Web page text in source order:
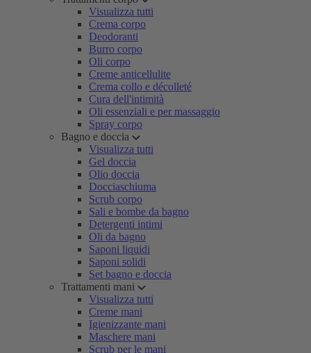
Visualizza tutti
Crema corpo
Deodoranti
Burro corpo
Oli corpo
Creme anticellulite
Crema collo e décolleté
Cura dell'intimità
Oli essenziali e per massaggio
Spray corpo
Bagno e doccia
Visualizza tutti
Gel doccia
Olio doccia
Docciaschiuma
Scrub corpo
Sali e bombe da bagno
Detergenti intimi
Oli da bagno
Saponi liquidi
Saponi solidi
Set bagno e doccia
Trattamenti mani
Visualizza tutti
Creme mani
Igienizzante mani
Maschere mani
Scrub per le mani